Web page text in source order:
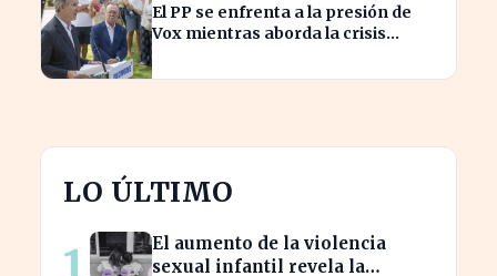
El PP se enfrenta a la presión de
Vox mientras aborda la crisis
LO ÚLTIMO
El aumento de la violencia
sexual infantil revela la